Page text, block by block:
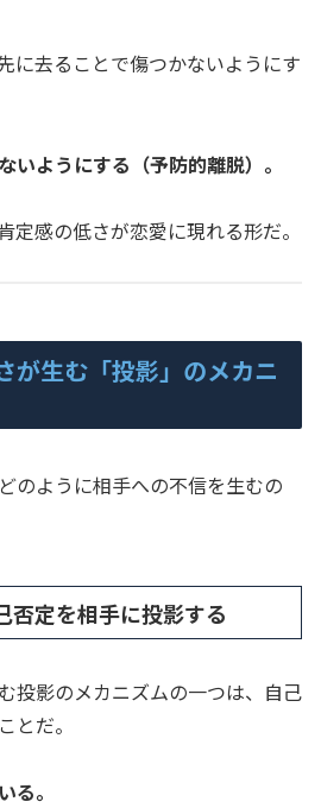
に去ることで傷つかないようにす
いようにする（予防的離脱）。
定感の低さが恋愛に現れる形だ。
が生む「投影」のメカニ
のように相手への不信を生むの
否定を相手に投影する
投影のメカニズムの一つは、自己
とだ。
る。